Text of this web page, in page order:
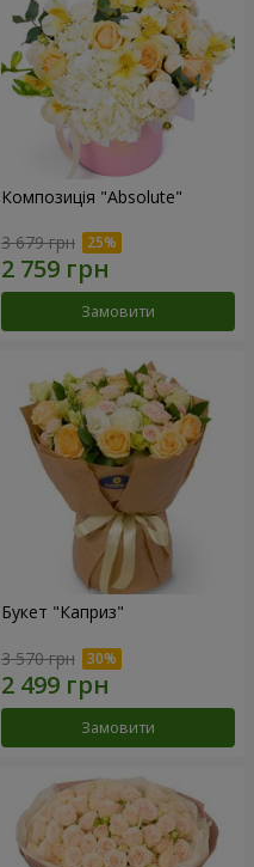
Композиція "Absolute"
3 679 грн
Замовити
Букет "Каприз"
3 570 грн
Замовити